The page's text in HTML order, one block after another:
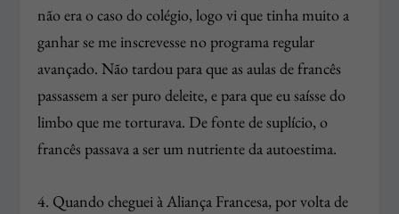
não era o caso do colégio, logo vi que tinha muito a
ganhar se me inscrevesse no programa regular
avançado. Não tardou para que as aulas de francês
passassem a ser puro deleite, e para que eu saísse do
limbo que me torturava. De fonte de suplício, o
francês passava a ser um nutriente da autoestima.
4. Quando cheguei à Aliança Francesa, por volta de